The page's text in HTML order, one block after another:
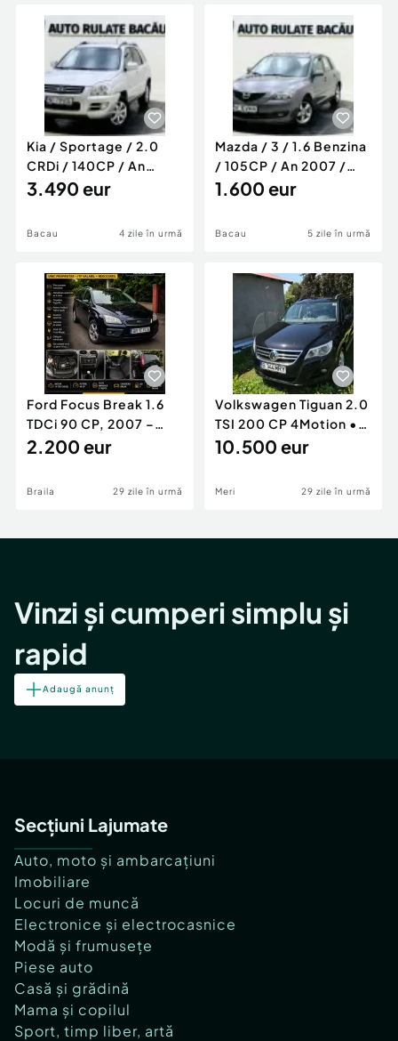
Servicii
Animale de companie
Afaceri și echipamente profesionale
Inchiriere Bunuri si Vehicule
Utilaje agricole si industriale
Piese auto si accesorii
Dacia Duster
Kia / Sportage / 2.0
CRDi / 140CP / An
2007 / Euro 4 /
3.490 eur
Bacau 4 zile în urmă
Mazda / 3 / 1.6 Benzina
/ 105CP / An 2007 /
Euro 4 / Manuală
1.600 eur
Bacau 5 zile în urmă
Ford Focus Break 1.6
TDCi 90 CP, 2007 –
Unic proprietar, ITP
2.200 eur
Braila 29 zile în urmă
Volkswagen Tiguan 2.0
TSI 200 CP 4Motion •
2009 • Manual •
10.500 eur
Meri 29 zile în urmă
Vinzi și cumperi simplu și
rapid
Adaugă anunț
Secțiuni Lajumate
Auto, moto și ambarcațiuni
Imobiliare
Locuri de muncă
Electronice și electrocasnice
Modă și frumusețe
Piese auto
Casă și grădină
Mama și copilul
Sport, timp liber, artă